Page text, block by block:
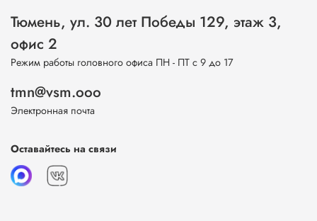
Тюмень, ул. 30 лет Победы 129, этаж 3,
офис 2
Режим работы головного офиса ПН - ПТ с 9 до 17
tmn@vsm.ooo
Электронная почта
Оставайтесь на связи